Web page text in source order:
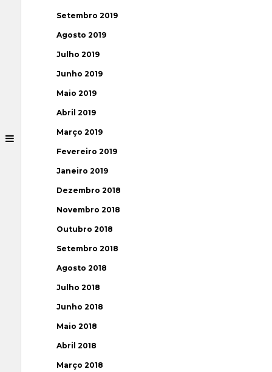
Setembro 2019
Agosto 2019
Julho 2019
Junho 2019
Maio 2019
Abril 2019
Março 2019
Fevereiro 2019
Janeiro 2019
Dezembro 2018
Novembro 2018
Outubro 2018
Setembro 2018
Agosto 2018
Julho 2018
Junho 2018
Maio 2018
Abril 2018
Março 2018